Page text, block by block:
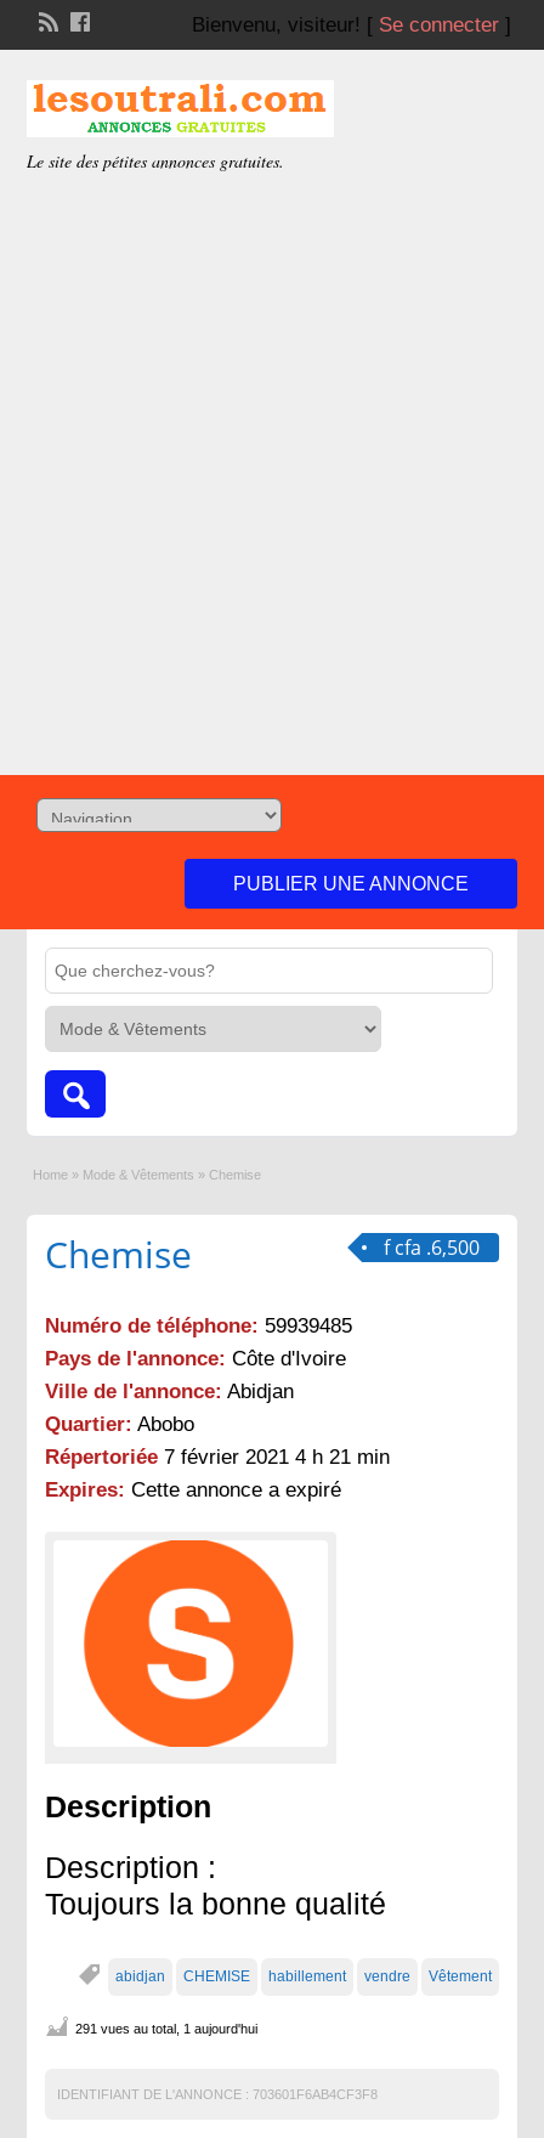
Bienvenu, visiteur! [ Se connecter]
Le site des pétites annonces gratuites.
PUBLIER UNE ANNONCE
Home » Mode & Vêtements » Chemise
f cfa .6,500
Chemise
Numéro de téléphone: 59939485
Pays de l'annonce: Côte d'Ivoire
Ville de l'annonce: Abidjan
Quartier: Abobo
Répertoriée 7 février 2021 4 h 21 min
Expires: Cette annonce a expiré
Description
Description :
Toujours la bonne qualité
abidjan CHEMISE habillement vendre Vêtement
291 vues au total, 1 aujourd'hui
IDENTIFIANT DE L'ANNONCE : 703601F6AB4CF3F8